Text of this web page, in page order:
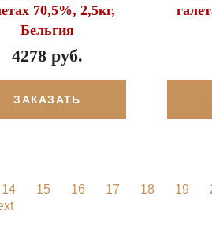
70,5%, 2,5кг,
Бельгия
4278 руб.
ЗАКАЗАТЬ
14 15 16 17 18 19